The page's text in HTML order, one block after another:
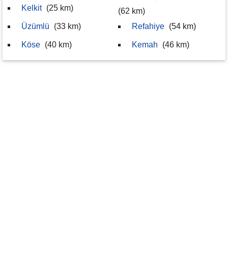
Kelkit (25 km)
Üzümlü (33 km)
Köse (40 km)
(62 km)
Refahiye (54 km)
Kemah (46 km)